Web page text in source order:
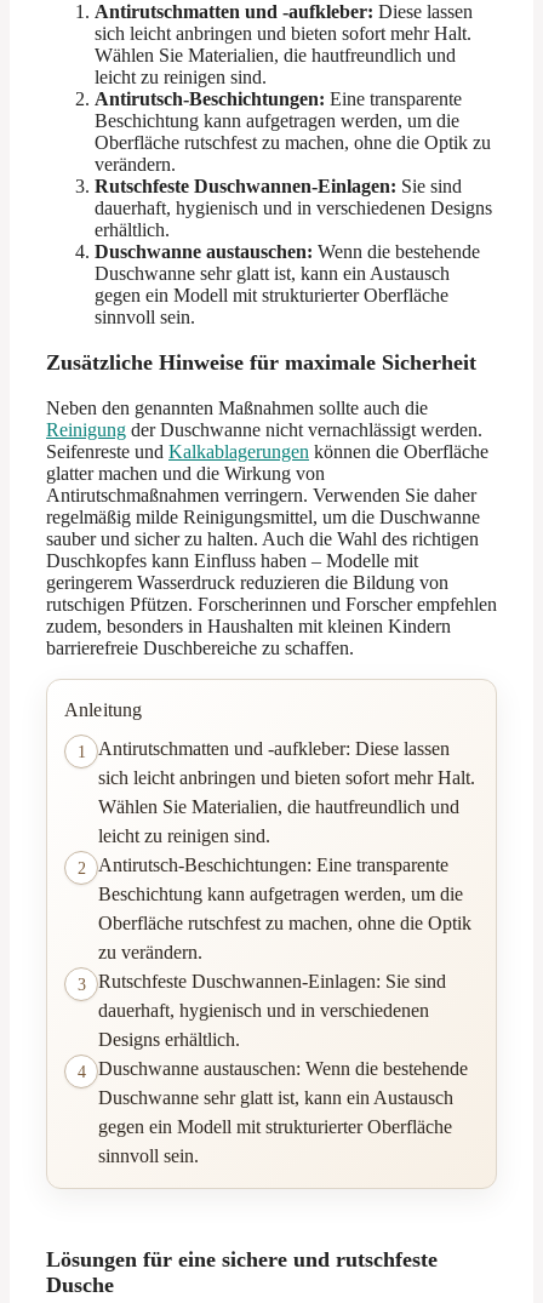
Antirutschmatten und -aufkleber: Diese lassen
sich leicht anbringen und bieten sofort mehr Halt.
Wählen Sie Materialien, die hautfreundlich und
leicht zu reinigen sind.
Antirutsch-Beschichtungen: Eine transparente
Beschichtung kann aufgetragen werden, um die
Oberfläche rutschfest zu machen, ohne die Optik zu
verändern.
Rutschfeste Duschwannen-Einlagen: Sie sind
dauerhaft, hygienisch und in verschiedenen Designs
erhältlich.
Duschwanne austauschen: Wenn die bestehende
Duschwanne sehr glatt ist, kann ein Austausch
gegen ein Modell mit strukturierter Oberfläche
sinnvoll sein.
Zusätzliche Hinweise für maximale Sicherheit
Neben den genannten Maßnahmen sollte auch die
Reinigung der Duschwanne nicht vernachlässigt werden.
Seifenreste und Kalkablagerungen können die Oberfläche
glatter machen und die Wirkung von
Antirutschmaßnahmen verringern. Verwenden Sie daher
regelmäßig milde Reinigungsmittel, um die Duschwanne
sauber und sicher zu halten. Auch die Wahl des richtigen
Duschkopfes kann Einfluss haben – Modelle mit
geringerem Wasserdruck reduzieren die Bildung von
rutschigen Pfützen. Forscherinnen und Forscher empfehlen
zudem, besonders in Haushalten mit kleinen Kindern
barrierefreie Duschbereiche zu schaffen.
Anleitung
1
Antirutschmatten und -aufkleber: Diese lassen
sich leicht anbringen und bieten sofort mehr Halt.
Wählen Sie Materialien, die hautfreundlich und
leicht zu reinigen sind.
2
Antirutsch-Beschichtungen: Eine transparente
Beschichtung kann aufgetragen werden, um die
Oberfläche rutschfest zu machen, ohne die Optik
zu verändern.
3
Rutschfeste Duschwannen-Einlagen: Sie sind
dauerhaft, hygienisch und in verschiedenen
Designs erhältlich.
4
Duschwanne austauschen: Wenn die bestehende
Duschwanne sehr glatt ist, kann ein Austausch
gegen ein Modell mit strukturierter Oberfläche
sinnvoll sein.
Lösungen für eine sichere und rutschfeste
Dusche